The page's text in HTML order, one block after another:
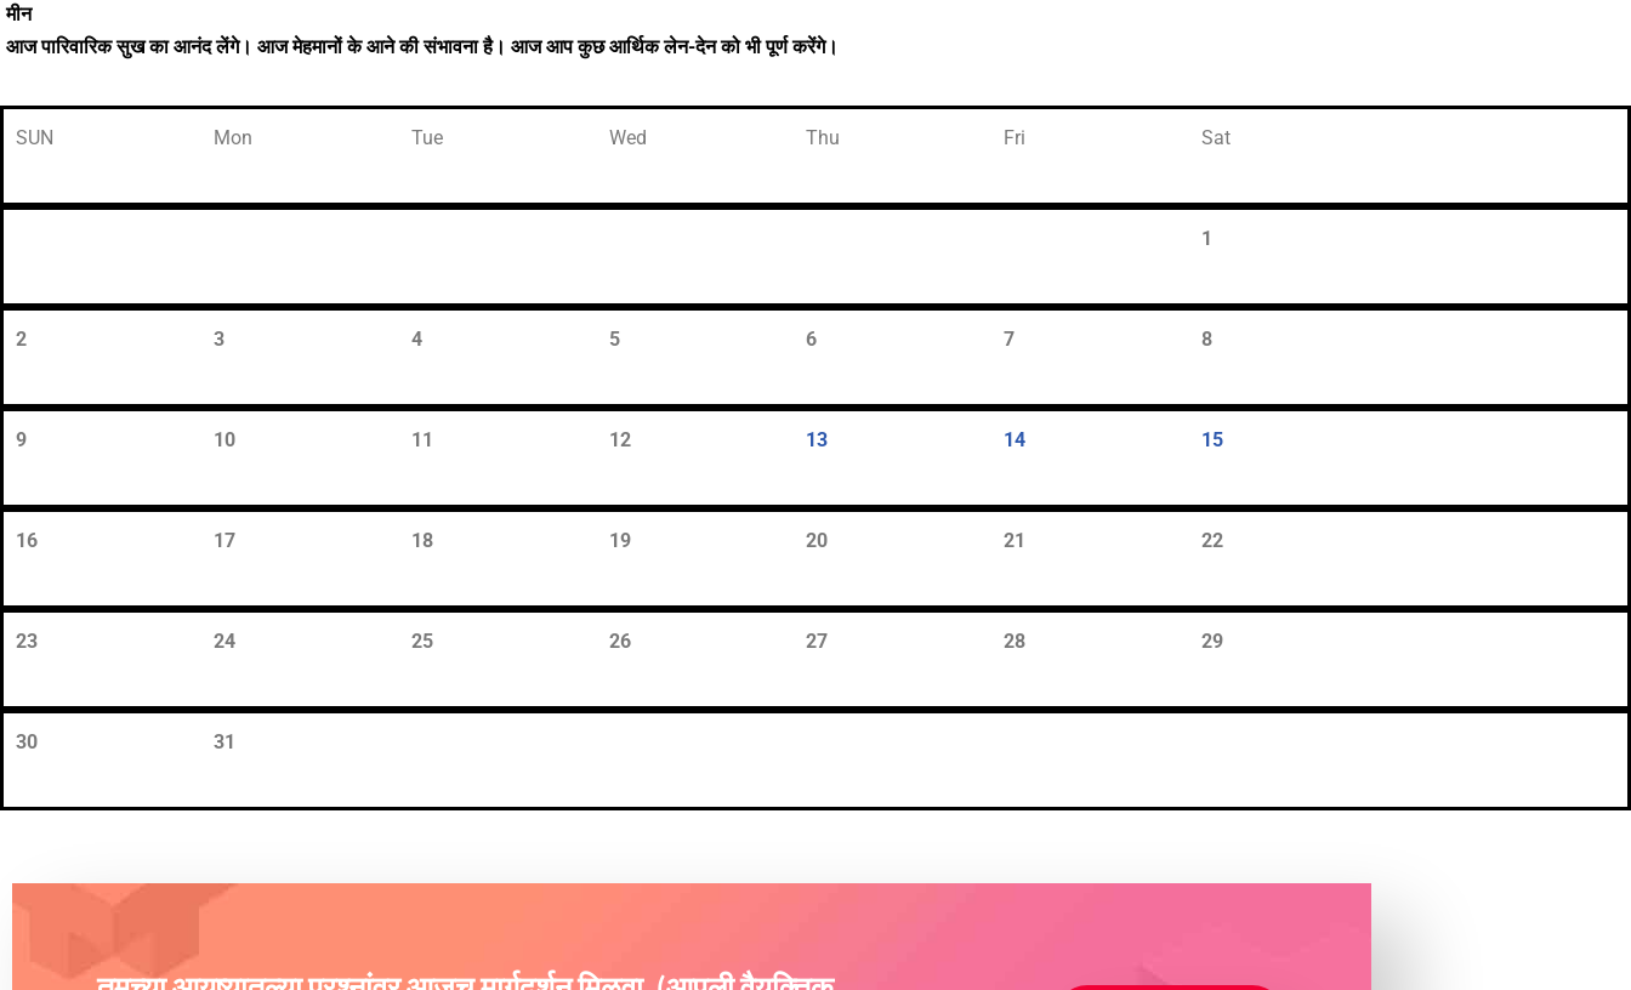
मीन
आज पारिवारिक सुख का आनंद लेंगे। आज मेहमानों के आने की संभावना है। आज आप कुछ आर्थिक लेन-देन को भी पूर्ण करेंगे।
SUN Mon Tue Wed Thu Fri Sat
1
2 3 4 5 6 7 8
9 10 11 12 13 14 15
16 17 18 19 20 21 22
23 24 25 26 27 28 29
30 31